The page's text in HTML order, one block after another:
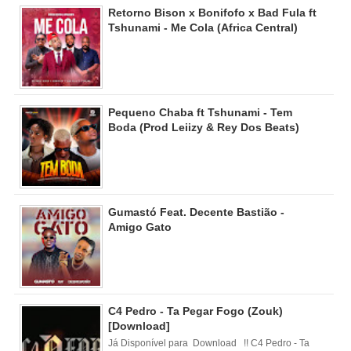
Retorno Bison x Bonifofo x Bad Fula ft
Tshunami - Me Cola (Africa Central)
Pequeno Chaba ft Tshunami - Tem
Boda (Prod Leiizy & Rey Dos Beats)
Gumastó Feat. Decente Bastião -
Amigo Gato
C4 Pedro - Ta Pegar Fogo (Zouk)
[Download]
Já Disponível para Download !! C4 Pedro - Ta